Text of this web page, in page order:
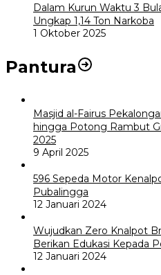
Dalam Kurun Waktu 3
Ungkap 1,14 Ton Narkoba
1 Oktober 2025
Pantura
Masjid al-Fairus
hingga Potong Rambut
2025
9 April 2025
596 Sepeda Motor
Pubalingga
12 Januari 2024
Wujudkan Zero Knalpot
Berikan Edukasi Kepada
12 Januari 2024